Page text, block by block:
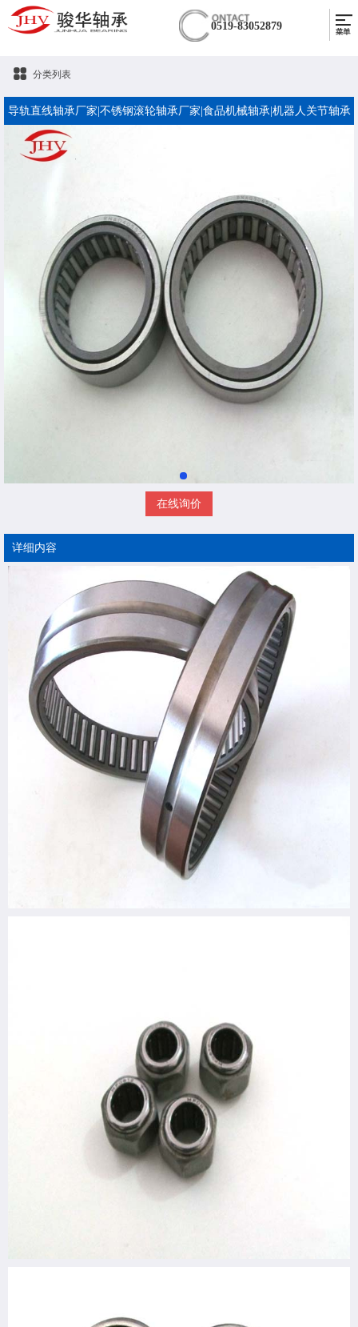
0519-83052879
分类列表
导轨直线轴承厂家|不锈钢滚轮轴承厂家|食品机械轴承|机器人关节轴承
在线询价
详细内容